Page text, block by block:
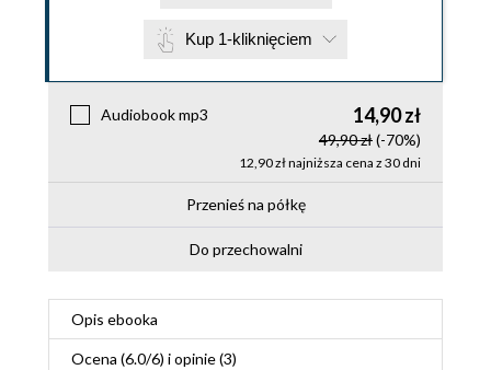
Kup 1-kliknięciem
Audiobook mp3 14,90 zł
49,90 zł(-70%)
12,90 zł najniższa cena z 30 dni
Przenieś na półkę
Do przechowalni
Opis ebooka
Ocena (6.0/6) i opinie (3)